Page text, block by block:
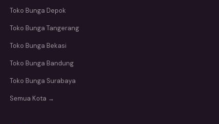
Toko Bunga Depok
Toko Bunga Tangerang
Toko Bunga Bekasi
Toko Bunga Bandung
Toko Bunga Surabaya
Semua Kota →